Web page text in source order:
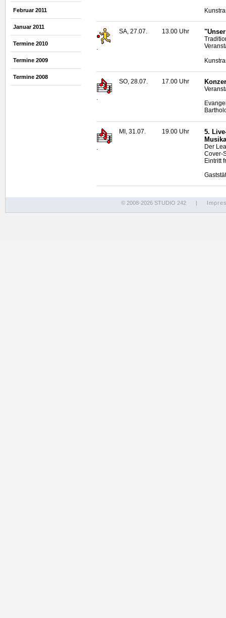
Februar 2011
Januar 2011
Termine 2010
Termine 2009
Termine 2008
.
SA, 27.07. 13.00 Uhr
.
SO, 28.07. 17.00 Uhr
MI, 31.07. 19.00 Uhr 5. Live
Der
Cover-
Eintritt
© 2008-2026 STUDIO 242